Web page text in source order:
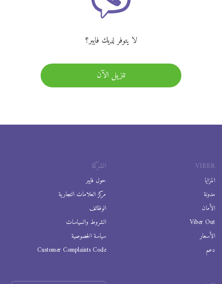
لا يتوفر لديك فايبر؟
تنزيل الآن
VIBER
المزايا
مدونة
الأمان
Viber Out
الأسعار
دعم
الشركة
حول فايبر
مركز العلامات التجارية
الوظائف
الشروط والسياسات
سياسة الخصوصية
Customer Complaints Code